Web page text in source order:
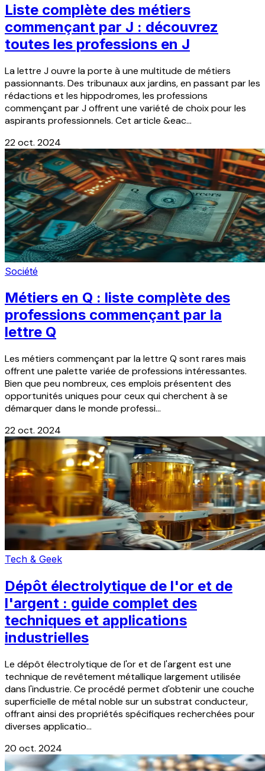
Liste complète des métiers
commençant par J : découvrez
toutes les professions en J
La lettre J ouvre la porte à une multitude de métiers
passionnants. Des tribunaux aux jardins, en passant par les
rédactions et les hippodromes, les professions
commençant par J offrent une variété de choix pour les
aspirants professionnels. Cet article &eac...
22 oct. 2024
Société
Métiers en Q : liste complète des
professions commençant par la
lettre Q
Les métiers commençant par la lettre Q sont rares mais
offrent une palette variée de professions intéressantes.
Bien que peu nombreux, ces emplois présentent des
opportunités uniques pour ceux qui cherchent à se
démarquer dans le monde professi...
22 oct. 2024
Tech & Geek
Dépôt électrolytique de l'or et de
l'argent : guide complet des
techniques et applications
industrielles
Le dépôt électrolytique de l'or et de l'argent est une
technique de revêtement métallique largement utilisée
dans l'industrie. Ce procédé permet d'obtenir une couche
superficielle de métal noble sur un substrat conducteur,
offrant ainsi des propriétés spécifiques recherchées pour
diverses applicatio...
20 oct. 2024